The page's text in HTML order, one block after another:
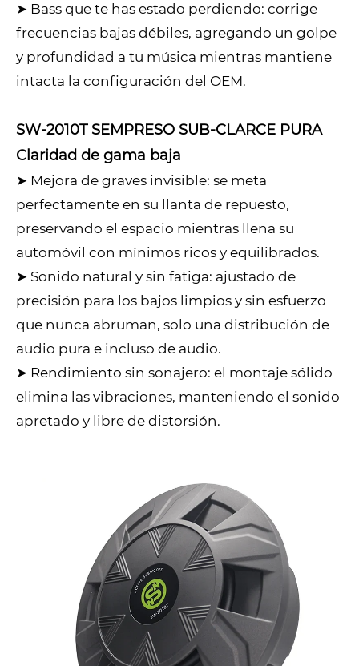
➤ Bass que te has estado perdiendo: corrige
frecuencias bajas débiles, agregando un golpe
y profundidad a tu música mientras mantiene
intacta la configuración del OEM.
SW-2010T SEMPRESO SUB-CLARCE PURA
Claridad de gama baja
➤ Mejora de graves invisible: se meta
perfectamente en su llanta de repuesto,
preservando el espacio mientras llena su
automóvil con mínimos ricos y equilibrados.
➤ Sonido natural y sin fatiga: ajustado de
precisión para los bajos limpios y sin esfuerzo
que nunca abruman, solo una distribución de
audio pura e incluso de audio.
➤ Rendimiento sin sonajero: el montaje sólido
elimina las vibraciones, manteniendo el sonido
apretado y libre de distorsión.